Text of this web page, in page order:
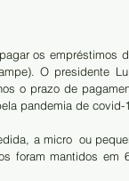
os empréstimos
O presidente
o prazo de
pandemia de covid-
a micro  ou
foram mantidos em